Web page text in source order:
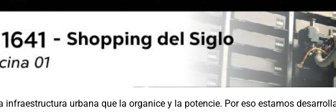
infraestructura urbana que la organice y la potencie. Por eso estamos